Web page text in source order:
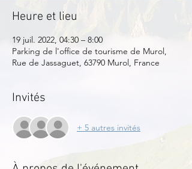
Heure et lieu
19 juil. 2022, 04:30 – 8:00
Parking de l'office de tourisme de Murol,
Rue de Jassaguet, 63790 Murol, France
Invités
+ 5 autres invités